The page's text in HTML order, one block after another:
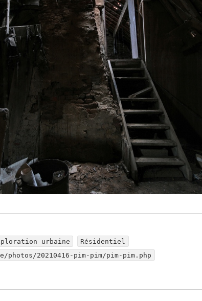
urbaine
Résidentiel
20210416-pim-pim/pim-pim.php